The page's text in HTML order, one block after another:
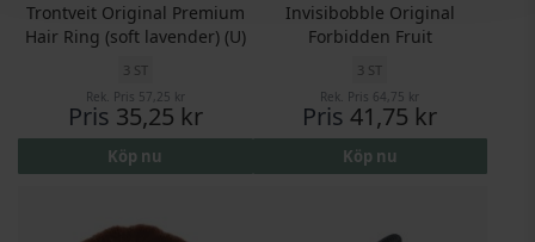
Trontveit Original Premium
Hair Ring (soft lavender) (U)
3 ST
Rek. Pris 57,25 kr
Pris 35,25 kr
Köp nu
Invisibobble Original
Forbidden Fruit
3 ST
Rek. Pris 64,75 kr
Pris 41,75 kr
Köp nu